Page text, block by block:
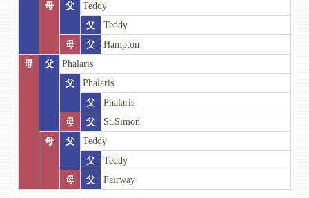
母
父
Teddy
父
Teddy
母
父
Hampton
母
父
Phalaris
父
Phalaris
父
Phalaris
母
父
St.Simon
母
父
Teddy
父
Teddy
母
父 Fairway